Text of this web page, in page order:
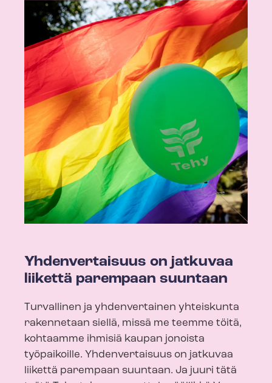
Yhdenvertaisuus on jatkuvaa
liikettä parempaan suuntaan
Turvallinen ja yhdenvertainen yhteiskunta
rakennetaan siellä, missä me teemme töitä,
kohtaamme ihmisiä kaupan jonoista
työpaikoille. Yhdenvertaisuus on jatkuvaa
liikettä parempaan suuntaan. Ja juuri tätä